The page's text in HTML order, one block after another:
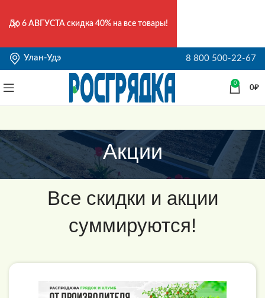
Улан-Удэ 8 800 500-22-67
0
0₽
Акции
Все скидки и акции
суммируются!
До 6 АВГУСТА скидка 40% на все товары!